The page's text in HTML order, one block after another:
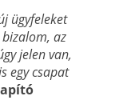
ügyfeleket
bizalom, az
jelen van,
egy csapat